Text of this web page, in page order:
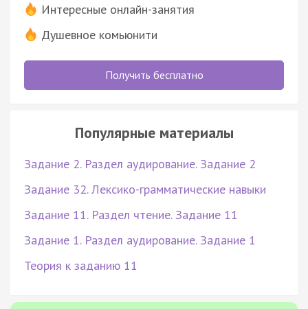
Интересные онлайн-занятия
Душевное комьюнити
Получить бесплатно
Популярные материалы
Задание 2. Раздел аудирование. Задание 2
Задание 32. Лексико-грамматические навыки
Задание 11. Раздел чтение. Задание 11
Задание 1. Раздел аудирование. Задание 1
Теория к заданию 11